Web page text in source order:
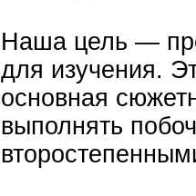
Наша цель —
для изучения.
основная
выполнять